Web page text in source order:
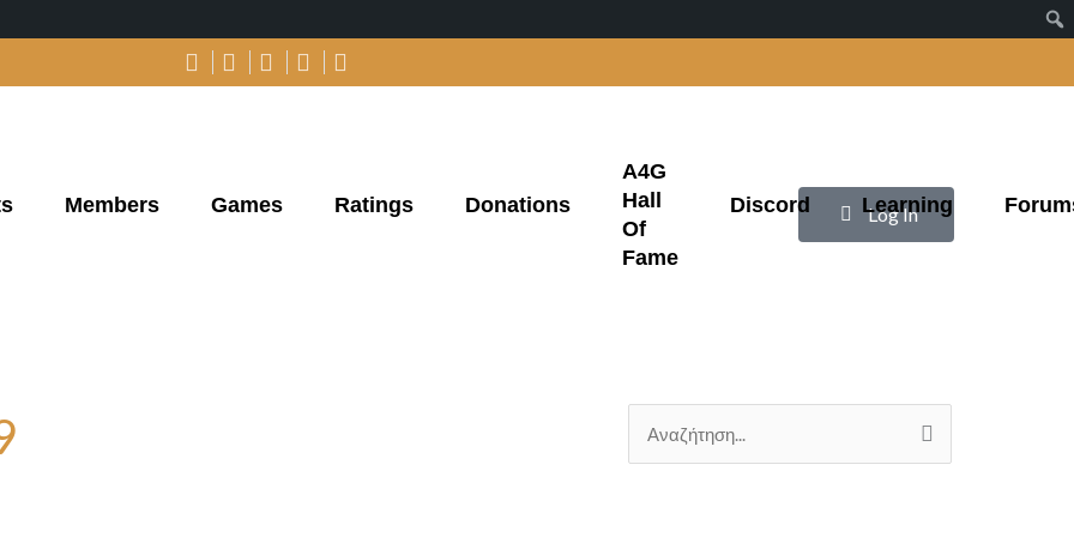
Members Games Ratings Donations
A4G
Hall
Of
Fame
Discord Learning
| Log In